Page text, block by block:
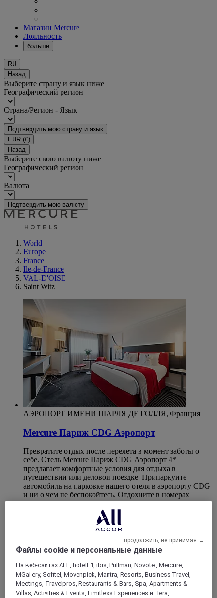
Магазин Mercure
Лояльность
больше
RU
Назад
Выберите страну и язык ниже
Географический регион
Страна/Регион - Язык
Подтвердить мою страну и язык
EUR (€)
Назад
Выберите свою валюту ниже
Географический регион
Валюта
Подтвердить мою валюту
World
Europe
France
Ile-de-France
VAL-D'OISE
Saint Witz
АЭРОПОРТ ИМЕНИ ШАРЛЯ ДЕ ГОЛЛЯ, Франция
Mercure Париж CDG Аэропорт
Превратите отдых после перелета в момент заботы о
себе. Отель Mercure Париж CDG Аэропорт 4*
предлагает комфортные условия для отдыха в
путешествии или деловой поездке. Припаркуйте
автомобиль на парковке нашего отеля в аэропорту CDG
и ни о чем не беспокойтесь. Отдохните в номерах
премиум-класса со звукоизоляцией, некоторые из
которых - с видом на взлетные полосы. Посетите наш
фитнес-центр, расслабьтесь в крытом бассейне с
террасой, поужинайте в нашем ресторане или выберите
Файлы cookie и персональные данные
На веб-сайтах ALL, hotelF1, ibis, Pullman, Novotel, Mercure,
MGallery, Sofitel, Movenpick, Mantra, Resorts, Business Travel,
Meetings, Travelpros, Restaurants & Bars, Spa, Apartments &
Villas, Activities & Events, Limitless Experiences и Hera,
продолжить, не принимая →